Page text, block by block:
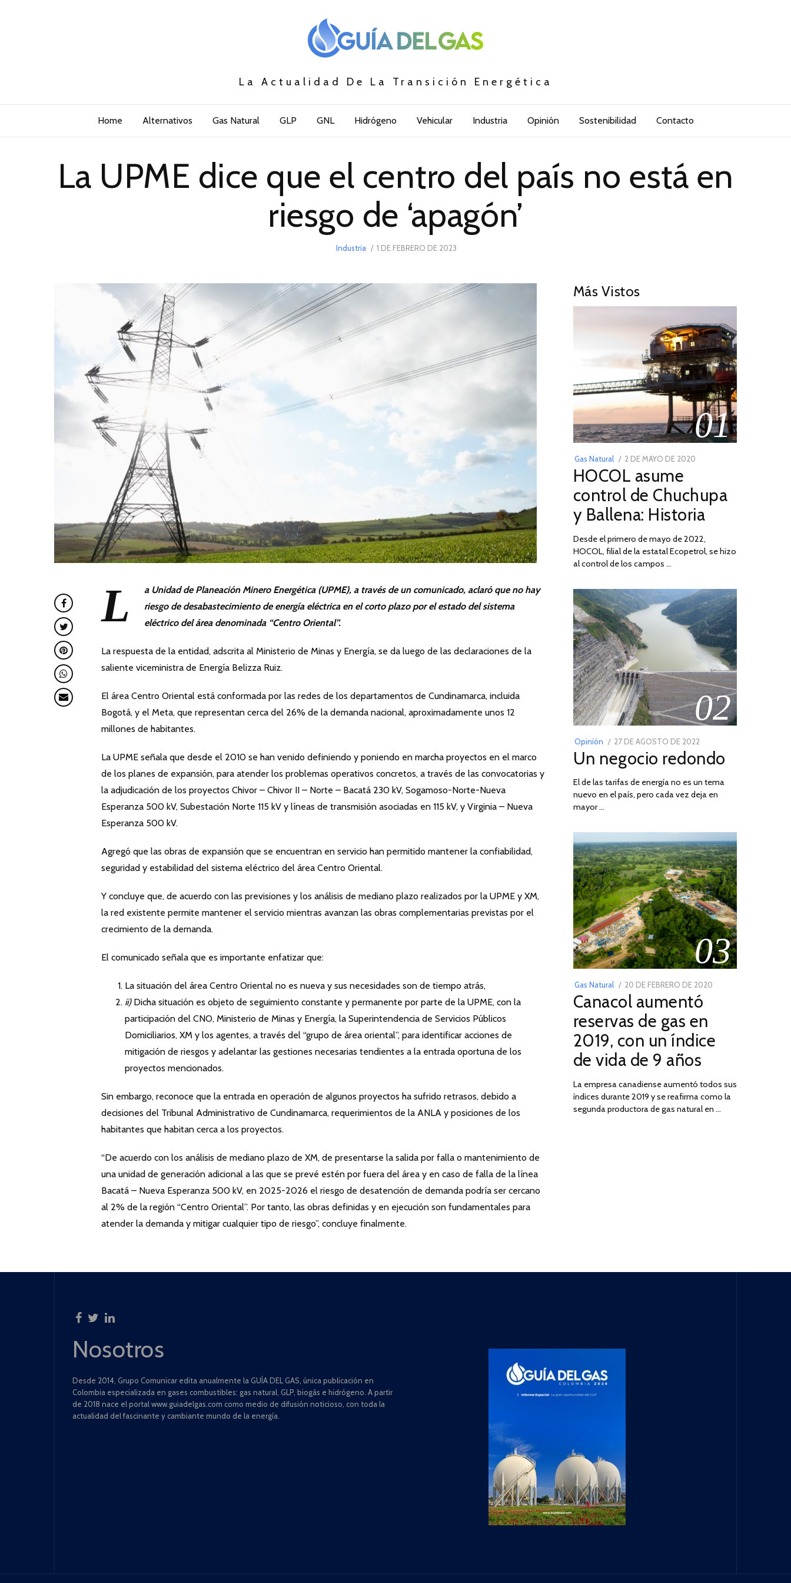
La Actualidad De La Transición Energética
Home Alternativos Gas Natural GLP GNL Hidrógeno Vehicular Industria Opinión Sostenibilidad Contacto
La UPME dice que el centro del país no está en
riesgo de ‘apagón’
Industria
POSTED
1 DE FEBRERO DE 2023
L
a Unidad de Planeación Minero Energética (UPME), a través de un comunicado, aclaró que no hay
riesgo de desabastecimiento de energía eléctrica en el corto plazo por el estado del sistema
eléctrico del área denominada “Centro Oriental”.
La respuesta de la entidad, adscrita al Ministerio de Minas y Energía, se da luego de las declaraciones de la
saliente viceministra de Energía Belizza Ruiz.
El área Centro Oriental está conformada por las redes de los departamentos de Cundinamarca, incluida
Bogotá, y el Meta, que representan cerca del 26% de la demanda nacional, aproximadamente unos 12
millones de habitantes.
La UPME señala que desde el 2010 se han venido definiendo y poniendo en marcha proyectos en el marco
de los planes de expansión, para atender los problemas operativos concretos, a través de las convocatorias y
la adjudicación de los proyectos Chivor – Chivor II – Norte – Bacatá 230 kV, Sogamoso-Norte-Nueva
Esperanza 500 kV, Subestación Norte 115 kV y líneas de transmisión asociadas en 115 kV, y Virginia – Nueva
Esperanza 500 kV.
Agregó que las obras de expansión que se encuentran en servicio han permitido mantener la confiabilidad,
seguridad y estabilidad del sistema eléctrico del área Centro Oriental.
Y concluye que, de acuerdo con las previsiones y los análisis de mediano plazo realizados por la UPME y XM,
la red existente permite mantener el servicio mientras avanzan las obras complementarias previstas por el
crecimiento de la demanda.
El comunicado señala que es importante enfatizar que:
La situación del área Centro Oriental no es nueva y sus necesidades son de tiempo atrás,
ii) Dicha situación es objeto de seguimiento constante y permanente por parte de la UPME, con la
participación del CNO, Ministerio de Minas y Energía, la Superintendencia de Servicios Públicos
Domiciliarios, XM y los agentes, a través del “grupo de área oriental”, para identificar acciones de
mitigación de riesgos y adelantar las gestiones necesarias tendientes a la entrada oportuna de los
proyectos mencionados.
Sin embargo, reconoce que la entrada en operación de algunos proyectos ha sufrido retrasos, debido a
decisiones del Tribunal Administrativo de Cundinamarca, requerimientos de la ANLA y posiciones de los
habitantes que habitan cerca a los proyectos.
“De acuerdo con los análisis de mediano plazo de XM, de presentarse la salida por falla o mantenimiento de
una unidad de generación adicional a las que se prevé estén por fuera del área y en caso de falla de la línea
Bacatá – Nueva Esperanza 500 kV, en 2025-2026 el riesgo de desatención de demanda podría ser cercano
al 2% de la región “Centro Oriental”. Por tanto, las obras definidas y en ejecución son fundamentales para
atender la demanda y mitigar cualquier tipo de riesgo”, concluye finalmente.
Más Vistos
01
Gas Natural
POSTED
ON
2 DE MAYO DE 2020
DE
2026
HOCOL asume
control de Chuchupa
y Ballena: Historia
Desde el primero de mayo de 2022,
HOCOL, filial de la estatal Ecopetrol, se hizo
al control de los campos …
02
Opinión
POSTED
ON
27 DE AGOSTO DE 2022
DE
DE
2022
Un negocio redondo
El de las tarifas de energía no es un tema
nuevo en el país, pero cada vez deja en
mayor …
03
Gas Natural
POSTED
ON
20 DE FEBRERO DE 2020
2025
Canacol aumentó
reservas de gas en
2019, con un índice
de vida de 9 años
La empresa canadiense aumentó todos sus
índices durante 2019 y se reafirma como la
segunda productora de gas natural en …
Nosotros
Desde 2014, Grupo Comunicar edita anualmente la GUÍA DEL GAS, única publicación en
Colombia especializada en gases combustibles: gas natural, GLP, biogás e hidrógeno. A partir
de 2018 nace el portal www.guiadelgas.com como medio de difusión noticioso, con toda la
actualidad del fascinante y cambiante mundo de la energía.